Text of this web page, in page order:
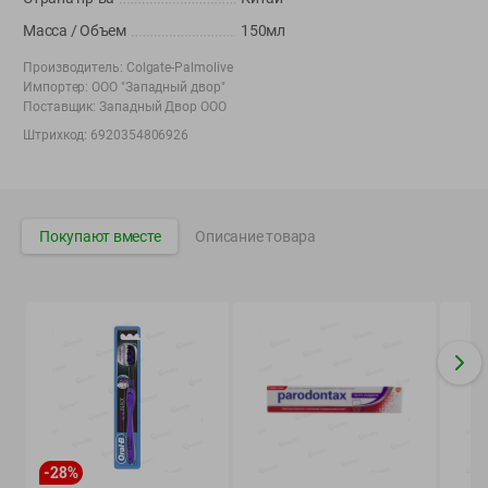
Вакансии 👋
Корпоративный сайт Green
соглашения
Фрунзенского района г. Минска + 375 17 272 73 84 .
Номер и адрес электронной почты лица, уполномоченного
продавцом рассматривать обращения покупателей о нарушении их
прав, предусмотренных законодательством о защите прав
потребителей: +375 44 560-60-61, shop@green-dostavka.by.
Способы оплаты товара:
Масса / Объем
150мл
Производитель: Colgate-Palmolive
Импортер: ООО "Западный двор"
Поставщик: Западный Двор ООО
Штрихкод: 6920354806926
Покупают вместе Описание товара
-28%